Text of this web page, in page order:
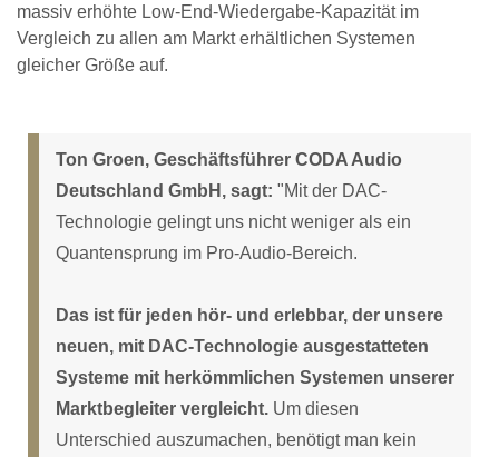
massiv erhöhte Low-End-Wiedergabe-Kapazität im
Vergleich zu allen am Markt erhältlichen Systemen
gleicher Größe auf.
Ton Groen, Geschäftsführer CODA Audio
Deutschland GmbH, sagt: "Mit der DAC-
Technologie gelingt uns nicht weniger als ein
Quantensprung im Pro-Audio-Bereich.
Das ist für jeden hör- und erlebbar, der unsere
neuen, mit DAC-Technologie ausgestatteten
Systeme mit herkömmlichen Systemen unserer
Marktbegleiter vergleicht. Um diesen
Unterschied auszumachen, benötigt man kein